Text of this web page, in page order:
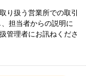
り扱う営業所での取引
担当者からの説明に
管理者にお訊ねくださ